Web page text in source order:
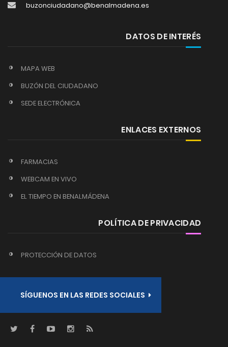
buzonciudadano@benalmadena.es
DATOS DE INTERÉS
MAPA WEB
BUZÓN DEL CIUDADANO
SEDE ELECTRÓNICA
ENLACES EXTERNOS
FARMACIAS
WEBCAM EN VIVO
EL TIEMPO EN BENALMÁDENA
POLÍTICA DE PRIVACIDAD
PROTECCIÓN DE DATOS
SÍGUENOS EN LAS REDES SOCIALES